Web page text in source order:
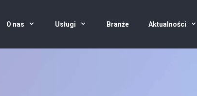
O nas Usługi Branże Aktualności